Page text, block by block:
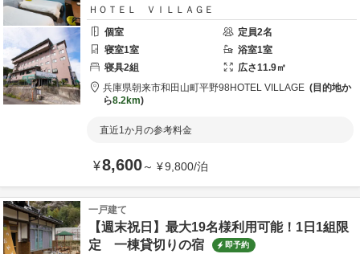
ＨＯＴＥＬ ＶＩＬＬＡＧＥ
個室
定員2名
寝室1室 浴室1室
寝具2組 広さ11.9㎡
兵庫県朝来市和田山町平野98HOTEL VILLAGE
目的地か
ら8.2km
直近1か月の参考料金
¥8,600～ ¥9,800/泊
一戸建て
【週末祝日】最大19名様利用可能！1日1組限
定 一棟貸切りの宿
即予約